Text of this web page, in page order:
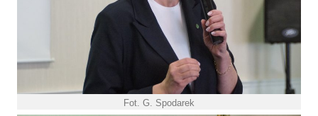
Fot. G. Spodarek